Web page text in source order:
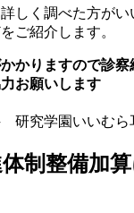
しく調べた方が
ご紹介します。
かりますので診察
お願いします
究学園いいむら
制整備加